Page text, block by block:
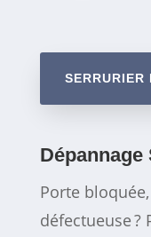
SERRURIER
Porte
défectueuse ?